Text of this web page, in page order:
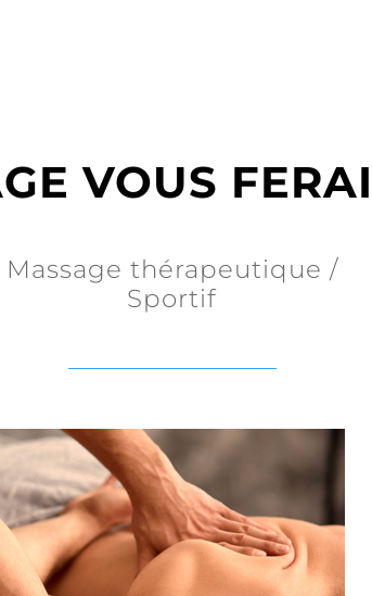
VOUS
Massage thérapeutique /
Sportif